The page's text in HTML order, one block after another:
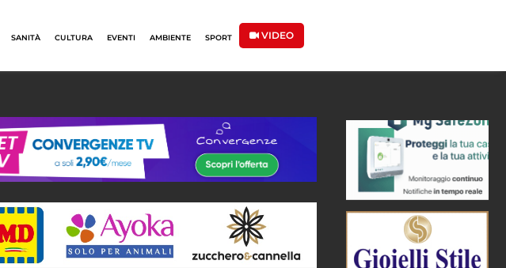
SANITÀ CULTURA EVENTI AMBIENTE SPORT VIDEO